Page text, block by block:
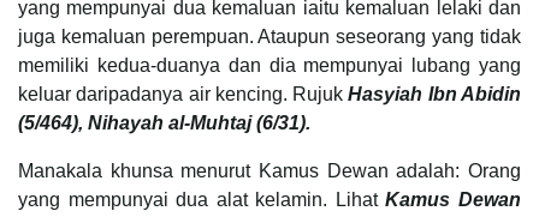
yang mempunyai dua kemaluan iaitu kemaluan lelaki dan
juga kemaluan perempuan. Ataupun seseorang yang tidak
memiliki kedua-duanya dan dia mempunyai lubang yang
keluar daripadanya air kencing. RujukHasyiah Ibn Abidin
(5/464), Nihayah al-Muhtaj (6/31).
Manakala khunsa menurut Kamus Dewan adalah: Orang
yang mempunyai dua alat kelamin. LihatKamus Dewan